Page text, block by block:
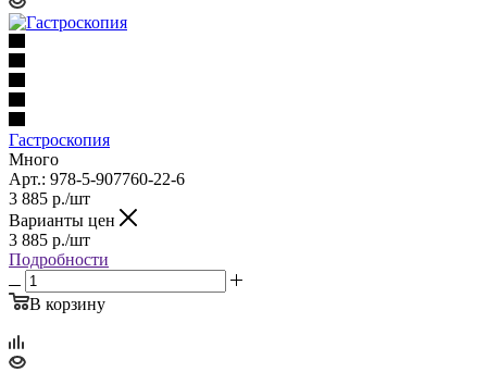
Гастроскопия
Много
Арт.: 978-5-907760-22-6
3 885 р./шт
Варианты цен
3 885 р./шт
Подробности
В корзину